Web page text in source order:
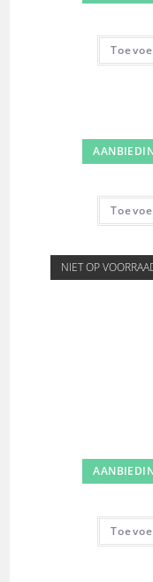
NIET OP